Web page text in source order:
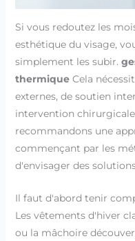
Si vous redoutez les
esthétique du visage,
simplement les subir.
thermiqueCela
externes, de soutien
intervention chirurgicale
recommandons une
commençant par les
d'envisager des
Il faut d'abord tenir
Les vêtements d'hiver
ou la mâchoire